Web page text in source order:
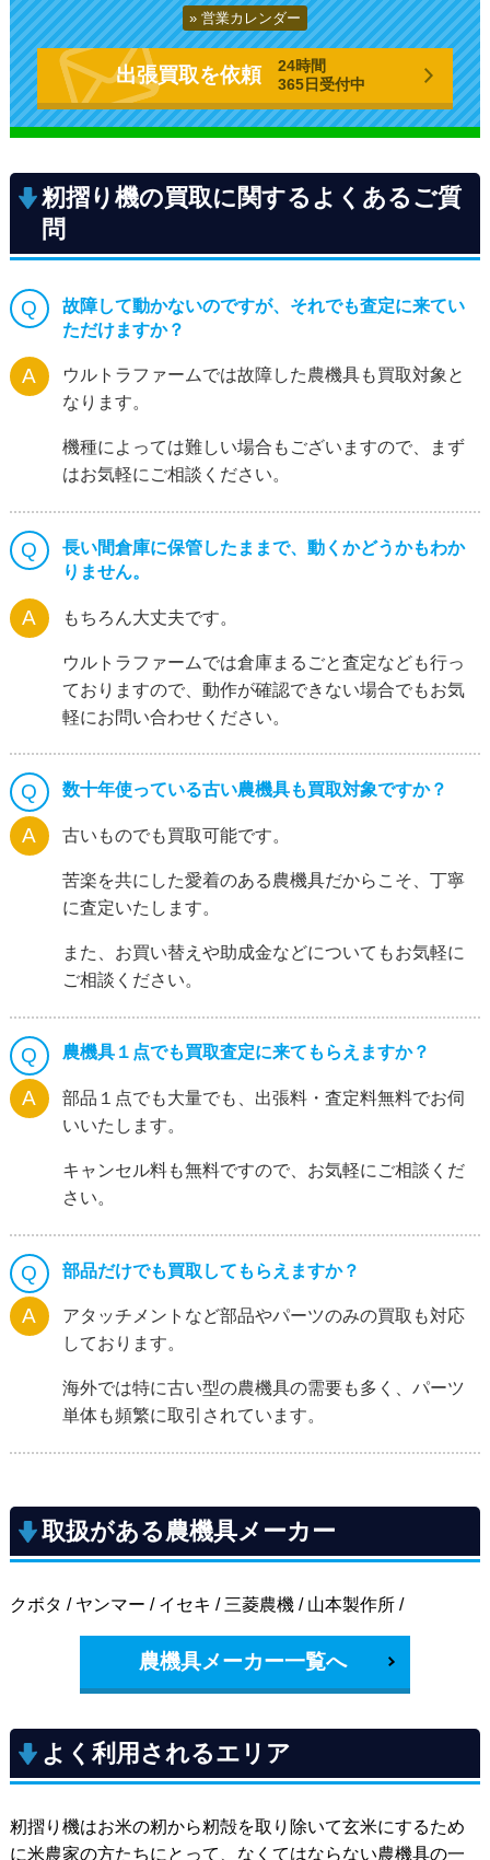
営業カレンダー
出張買取を依頼
24時間
365日受付中
籾摺り機の買取に関するよくあるご質
問
故障して動かないのですが、それでも査定に来てい
ただけますか？
ウルトラファームでは故障した農機具も買取対象と
なります。
機種によっては難しい場合もございますので、まず
はお気軽にご相談ください。
長い間倉庫に保管したままで、動くかどうかもわか
りません。
もちろん大丈夫です。
ウルトラファームでは倉庫まるごと査定なども行っ
ておりますので、動作が確認できない場合でもお気
軽にお問い合わせください。
数十年使っている古い農機具も買取対象ですか？
古いものでも買取可能です。
苦楽を共にした愛着のある農機具だからこそ、丁寧
に査定いたします。
また、お買い替えや助成金などについてもお気軽に
ご相談ください。
農機具１点でも買取査定に来てもらえますか？
部品１点でも大量でも、出張料・査定料無料でお伺
いいたします。
キャンセル料も無料ですので、お気軽にご相談くだ
さい。
部品だけでも買取してもらえますか？
アタッチメントなど部品やパーツのみの買取も対応
しております。
海外では特に古い型の農機具の需要も多く、パーツ
単体も頻繁に取引されています。
取扱がある農機具メーカー
クボタ / ヤンマー / イセキ / 三菱農機 / 山本製作所 /
農機具メーカー一覧へ
よく利用されるエリア
籾摺り機はお米の籾から籾殻を取り除いて玄米にするため
に米農家の方たちにとって、なくてはならない農機具の一